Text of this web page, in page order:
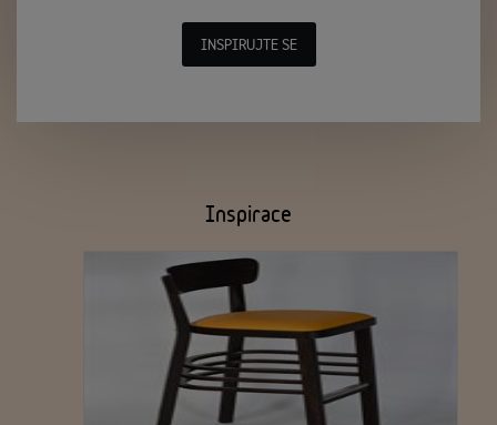
INSPIRUJTE SE
Inspirace